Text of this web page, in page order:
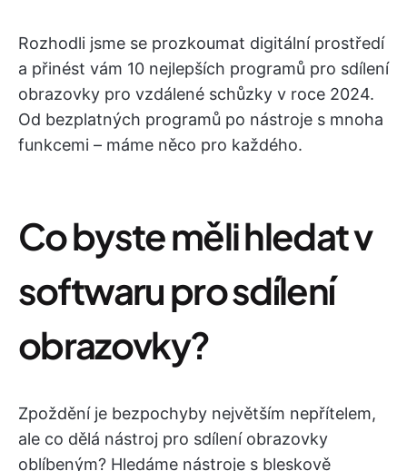
Rozhodli jsme se prozkoumat digitální prostředí
a přinést vám 10 nejlepších programů pro sdílení
obrazovky pro vzdálené schůzky v roce 2024.
Od bezplatných programů po nástroje s mnoha
funkcemi – máme něco pro každého.
Co byste měli hledat v
softwaru pro sdílení
obrazovky?
Zpoždění je bezpochyby největším nepřítelem,
ale co dělá nástroj pro sdílení obrazovky
oblíbeným? Hledáme nástroje s bleskově